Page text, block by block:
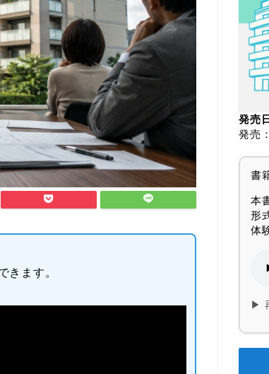
きます。
発売日
発売
書
本
形
体
▶